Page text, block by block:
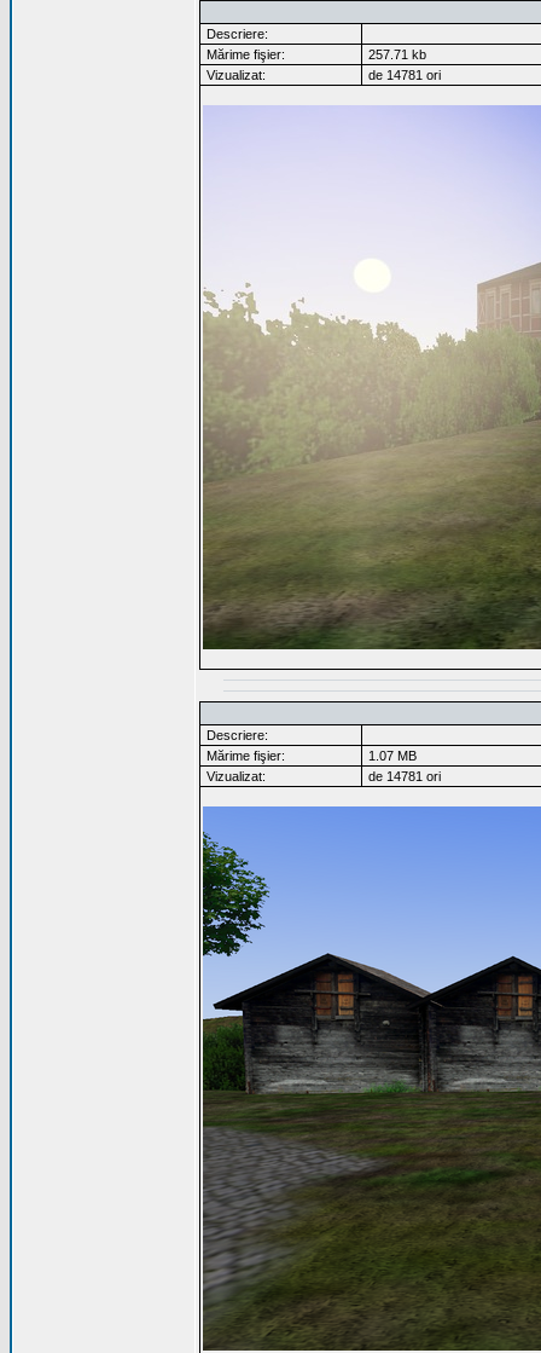
Descriere:
Mărime fişier:
257.71 kb
Vizualizat:
de 14781 ori
Descriere:
Mărime fişier:
1.07 MB
Vizualizat:
de 14781 ori